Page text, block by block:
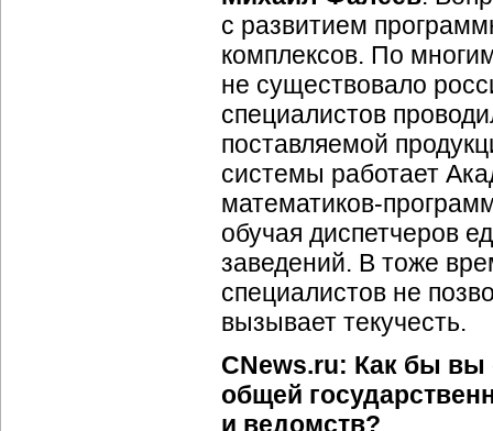
с развитием
комплексов. По
не существовало
специалистов
поставляемой
системы работает
математиков-
обучая диспетчеров
заведений. В тоже
специалистов не
вызывает текучесть.
CNews.ru: Как бы вы
общей
и ведомств?